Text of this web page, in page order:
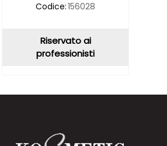
Codice:156028
Riservato ai
professionisti